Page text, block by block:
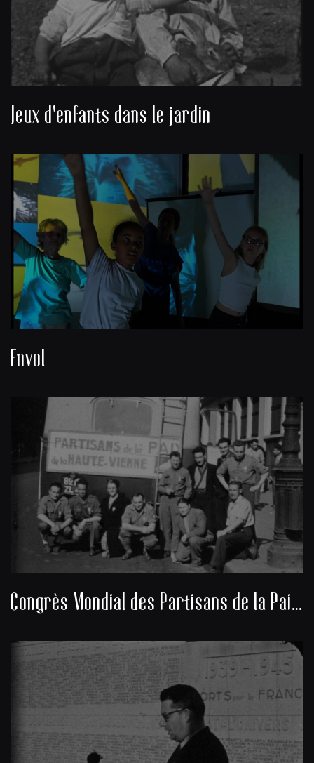
Jeux d'enfants dans le jardin
Envol
Congrès Mondial des Partisans de la Paix 1949